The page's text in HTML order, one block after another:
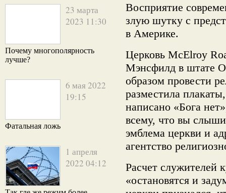
23 марта
2023 11:30
Почему многополярность
лучше?
6 мая 2022
19:15
Фатальная ложь
1 апреля
2022 04:12
Восприятие
злую шутку с
в Америке.
Церковь McElroy
Мэнсфилд в штате
образом провести
разместила
написано «Бога
всему, что вы
эмблема церкви и
агентство
Расчет служителей
«остановятся и